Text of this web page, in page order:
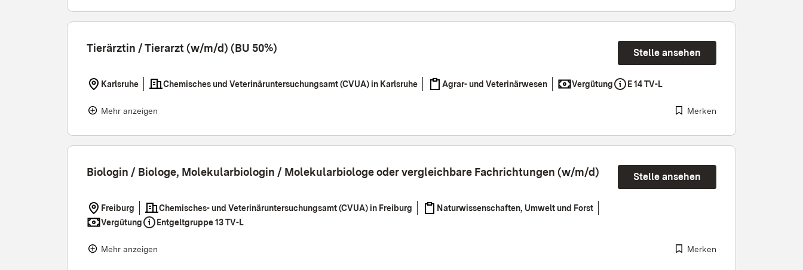
Tierärztin / Tierarzt (w/m/d) (BU 50%) Stelle ansehen
Karlsruhe Chemisches und Veterinäruntersuchungsamt (CVUA) in Karlsruhe Agrar- und Veterinärwesen Vergütung E 14 TV-L
Mehr anzeigen Merken
Biologin / Biologe, Molekularbiologin / Molekularbiologe oder vergleichbare Fachrichtungen (w/m/d) Stelle ansehen
Freiburg Chemisches- und Veterinäruntersuchungsamt (CVUA) in Freiburg
Naturwissenschaften, Umwelt und Forst
Vergütung
Entgeltgruppe 13 TV-L
Mehr anzeigen Merken